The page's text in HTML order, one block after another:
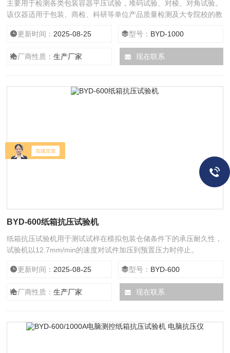
主要用于检测各类包装容器平压试验，堆码试验、对棱、对角试验。
该仪器适用于包装、商检、科研等单位产品质量检测及大专院校的教
更新时间： 2025-08-25 型号： BYD-1000
厂商性质：生产厂家 现在联系
BYD-600纸箱抗压试验机
纸箱抗压试验机用于测试试样在模拟包装仓储条件下的承压耐久性，
试验机以12.7mm/min的速度对试件加压到预置压力时停止。
更新时间： 2025-08-25 型号： BYD-600
厂商性质：生产厂家 现在联系